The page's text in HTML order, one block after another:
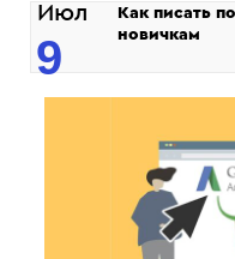
Июл
9
Как писать
новичкам